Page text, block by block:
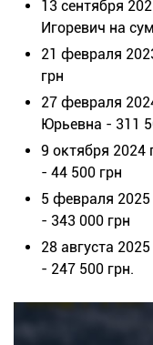
13 сентября
Игоревич на
21 февраля
грн
27 февраля
Юрьевна - 311
9 октября
- 44 500 грн
5 февраля
- 343 000 грн
28 августа
- 247 500 грн.